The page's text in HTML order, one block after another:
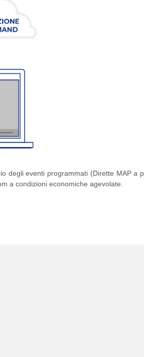
degli eventi programmati (Dirette MAP a
a condizioni economiche agevolate.